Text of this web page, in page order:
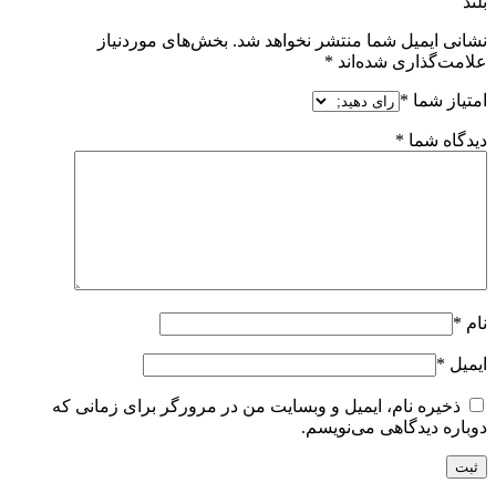
نشانی ایمیل شما منتشر نخواهد شد. بخش‌های موردنیاز
علامت‌گذاری شده‌اند *
امتیاز شما *
دیدگاه شما *
نام *
ایمیل *
ذخیره نام، ایمیل و وبسایت من در مرورگر برای زمانی که
دوباره دیدگاهی می‌نویسم.